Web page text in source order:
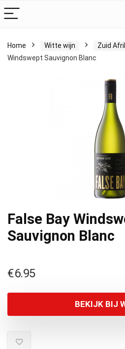
Home Witte wijn Zuid
Windswept Sauvignon Blanc
False Bay
Sauvignon Blanc
€6.95
BEKIJK BIJ